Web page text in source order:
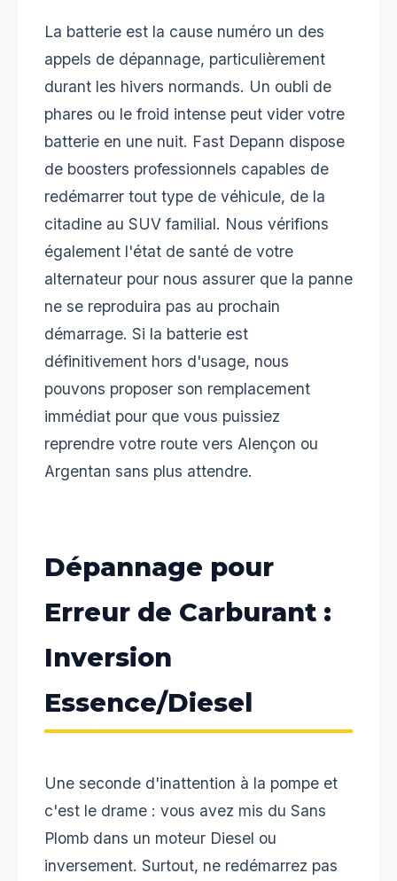
La batterie est la cause numéro un des
appels de dépannage, particulièrement
durant les hivers normands. Un oubli de
phares ou le froid intense peut vider votre
batterie en une nuit. Fast Depann dispose
de boosters professionnels capables de
redémarrer tout type de véhicule, de la
citadine au SUV familial. Nous vérifions
également l'état de santé de votre
alternateur pour nous assurer que la panne
ne se reproduira pas au prochain
démarrage. Si la batterie est
définitivement hors d'usage, nous
pouvons proposer son remplacement
immédiat pour que vous puissiez
reprendre votre route vers Alençon ou
Argentan sans plus attendre.
Dépannage pour
Erreur de Carburant :
Inversion
Essence/Diesel
Une seconde d'inattention à la pompe et
c'est le drame : vous avez mis du Sans
Plomb dans un moteur Diesel ou
inversement. Surtout, ne redémarrez pas